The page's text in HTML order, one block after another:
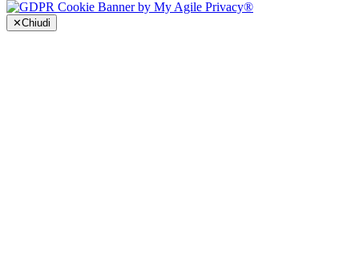
✕Chiudi